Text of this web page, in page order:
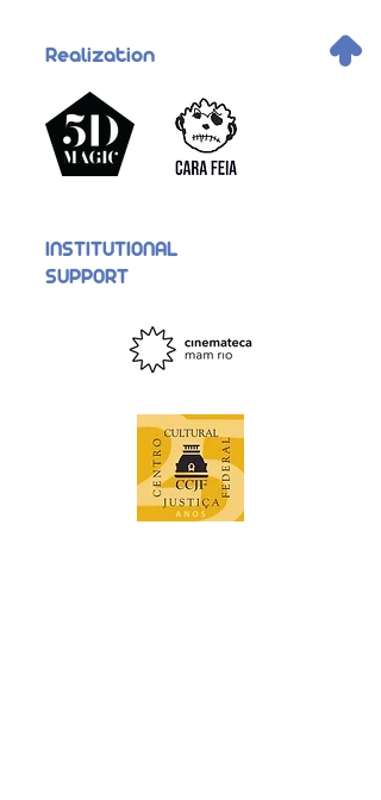
Realization .
INSTITUTIONAL
SUPPORT